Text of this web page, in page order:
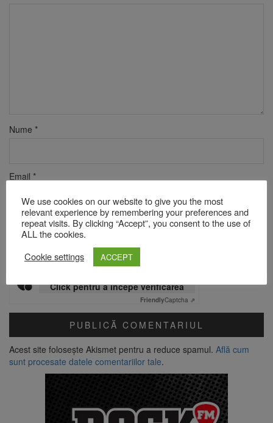
Nume *
Email *
Site web
Click pentru a începe verificarea
FriendlyCaptcha ⇗
Acest site folosește Akismet pentru a reduce spamul. Află cum
sunt procesate datele comentariilor tale.
We use cookies on our website to give you the most
relevant experience by remembering your preferences and
repeat visits. By clicking “Accept”, you consent to the use of
ALL the cookies.
Cookie settings
ACCEPT